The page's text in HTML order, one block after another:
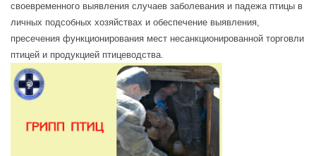
своевременного выявления случаев заболевания и падежа птицы в
личных подсобных хозяйствах и обеспечение выявления,
пресечения функционирования мест несанкционированной торговли
птицей и продукцией птицеводства.